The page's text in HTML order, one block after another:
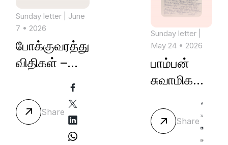
Sunday letter
| June
7 • 2026
போக்குவரத்து
விதிகள் –
விபத்துகள்
Share
Sunday letter
May 24 • 2026
பாம்பன்
சுவாமிகள்
Share